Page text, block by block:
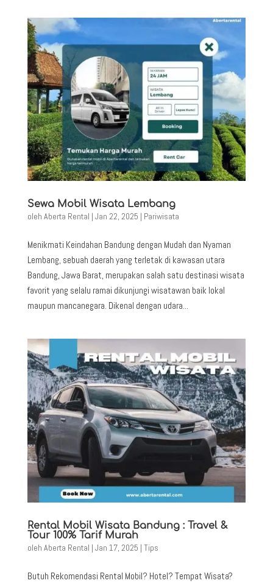
Sewa Mobil Wisata Lembang
oleh Aberta Rental | Jan 22, 2025 | Pariwisata
Menikmati Keindahan Bandung dengan Mudah dan Nyaman
Lembang, sebuah daerah yang terletak di kawasan utara
Bandung, Jawa Barat, merupakan salah satu destinasi wisata
favorit yang selalu ramai dikunjungi wisatawan baik lokal
maupun mancanegara. Dikenal dengan udara...
Rental Mobil Wisata Bandung : Travel &
Tour 100% Tarif Murah
oleh Aberta Rental | Jan 17, 2025 | Tips
Butuh Rekomendasi Rental Mobil? Hotel? Tempat Wisata?